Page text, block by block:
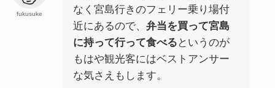
fukusuke
なく宮島行きのフェリー乗り場付
近にあるので、 弁当を買って宮島
に持って行って食べる というのが
もはや観光客にはベストアンサー
な気さえもします。